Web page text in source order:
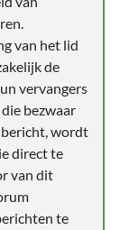
van het lid
de
vervangers
bezwaar
bericht, wordt
direct te
van dit
te